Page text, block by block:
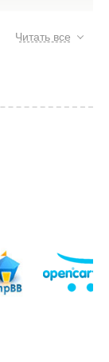
за посиланням
за
Читать все